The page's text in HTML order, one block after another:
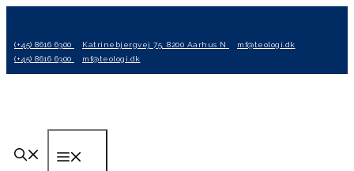
indhold
(+45) 8616 6300 Katrinebjergvej 75, 8200 Aarhus N
mf@teologi.dk
(+45) 8616 6300
mf@teologi.dk